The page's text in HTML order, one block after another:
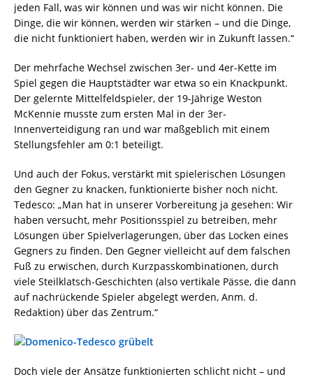
jeden Fall, was wir können und was wir nicht können. Die
Dinge, die wir können, werden wir stärken – und die Dinge,
die nicht funktioniert haben, werden wir in Zukunft lassen.“
Der mehrfache Wechsel zwischen 3er- und 4er-Kette im
Spiel gegen die Hauptstädter war etwa so ein Knackpunkt.
Der gelernte Mittelfeldspieler, der 19-Jährige Weston
McKennie musste zum ersten Mal in der 3er-
Innenverteidigung ran und war maßgeblich mit einem
Stellungsfehler am 0:1 beteiligt.
Und auch der Fokus, verstärkt mit spielerischen Lösungen
den Gegner zu knacken, funktionierte bisher noch nicht.
Tedesco: „Man hat in unserer Vorbereitung ja gesehen: Wir
haben versucht, mehr Positionsspiel zu betreiben, mehr
Lösungen über Spielverlagerungen, über das Locken eines
Gegners zu finden. Den Gegner vielleicht auf dem falschen
Fuß zu erwischen, durch Kurzpasskombinationen, durch
viele Steilklatsch-Geschichten (also vertikale Pässe, die dann
auf nachrückende Spieler abgelegt werden, Anm. d.
Redaktion) über das Zentrum.“
Doch viele der Ansätze funktionierten schlicht nicht – und